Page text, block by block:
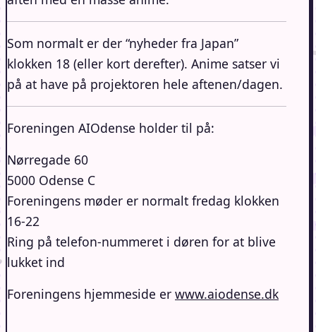
Som normalt er der “nyheder fra Japan”
klokken 18 (eller kort derefter). Anime satser vi
på at have på projektoren hele aftenen/dagen.
Foreningen AIOdense holder til på:
Nørregade 60
5000 Odense C
Foreningens møder er normalt fredag klokken
16-22
Ring på telefon-nummeret i døren for at blive
lukket ind
Foreningens hjemmeside er www.aiodense.dk